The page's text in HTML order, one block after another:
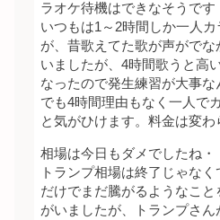
ラオケ待機はできなそうです
いつもは1～2時間しか一人
が、昔歌えてた歌が声がで
いましたが、4時間歌うと高
なったので発生練習が大事な
でも4時間理由もなく一人で
と気がひけます。料金は変わ
相場は今日もダメでしたね・
トランプ相場は終了じゃな
だけでまだ騰がるようなこと
がいましたが、トランプさ